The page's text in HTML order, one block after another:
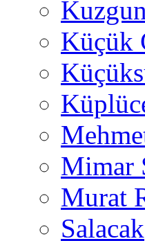
Küçük
Mimar
Murat
Salacak